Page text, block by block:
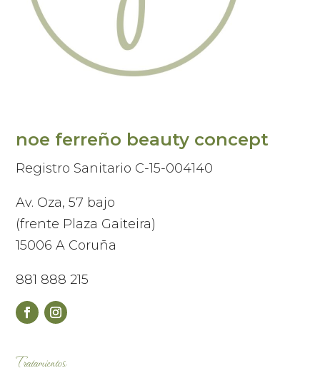
noe ferreño beauty concept
Registro Sanitario C-15-004140
Av. Oza, 57 bajo
(frente Plaza Gaiteira)
15006 A Coruña
881 888 215
Tratamientos